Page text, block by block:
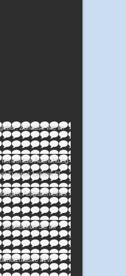
Zuhause wie im
horizontale Ausrichtung
Tutorial: Lektion 5]
Aufgaben eines
So checken Sie Ihr
bzw.